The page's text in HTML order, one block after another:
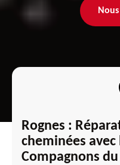
Rognes :
cheminées avec
Compagnons